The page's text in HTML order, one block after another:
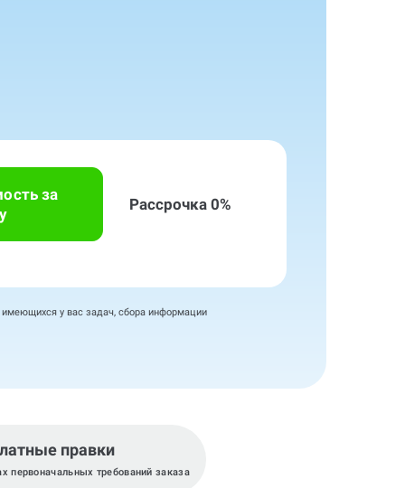
за
Рассрочка 0%
имеющихся у вас задач, сбора информации
правки
первоначальных требований заказа